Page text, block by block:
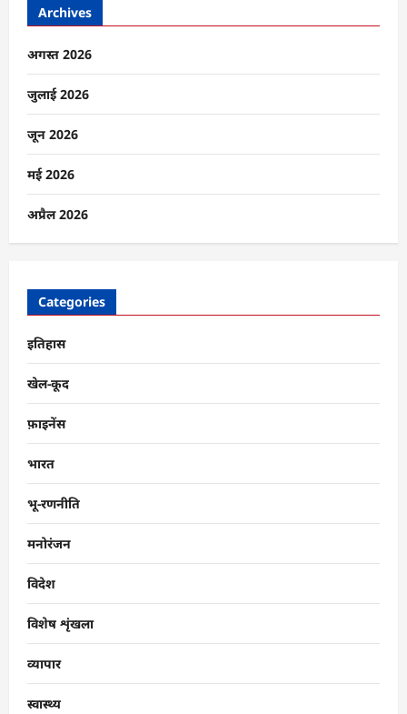
महारानी
आशा
नहीं
रहीं
के
बारे
में
और
Archives
अगस्त 2026
जुलाई 2026
जून 2026
मई 2026
अप्रैल 2026
Categories
इतिहास
खेल-कूद
फ़ाइनेंस
भारत
भू-रणनीति
मनोरंजन
विदेश
विशेष शृंखला
व्यापार
स्वास्थ्य